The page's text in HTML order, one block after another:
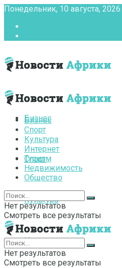
Понедельник, 10 августа, 2026
Бизнес
Спорт
Культура
Интернет
Бизнес
Спорт
Культура
Интернет
Туризм
Недвижимость
Общество
Нет результатов
Смотреть все результаты
Нет результатов
Смотреть все результаты